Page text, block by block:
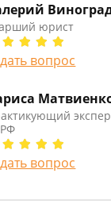
юрист
вопрос
вопрос